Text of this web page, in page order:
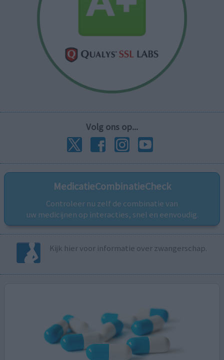
Volg ons op...
MedicatieCombinatieCheck
Controleer nu zelf de combinatie van
uw medicijnen op interacties, snel en eenvoudig.
Kijk hier voor informatie over zwangerschap.